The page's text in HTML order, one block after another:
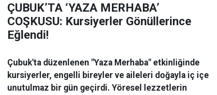
ÇUBUK’TA ‘YAZA MERHABA’
COŞKUSU: Kursiyerler Gönüllerince
Eğlendi!
Çubuk'ta düzenlenen "Yaza Merhaba" etkinliğinde
kursiyerler, engelli bireyler ve aileleri doğayla iç içe
unutulmaz bir gün geçirdi. Yöresel lezzetlerin